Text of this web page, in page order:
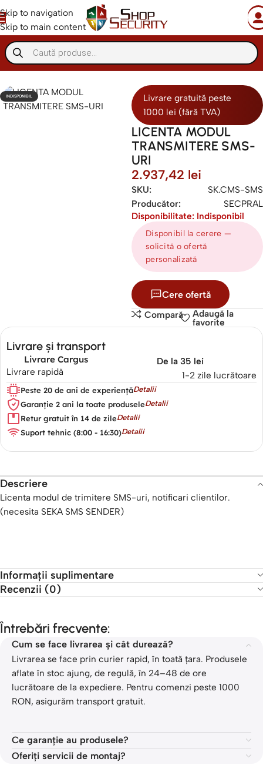
Skip to navigation
Skip to main content
de alarma Accesorii alarme Comunicatoare sisteme alarma
INDISPONIBIL
Livrare gratuită peste
1000 lei (fără TVA)
LICENTA MODUL
TRANSMITERE SMS-
URI
2.937,42 lei
SKU:
SK.CMS-SMS
Producător:
SECPRAL
Disponibilitate: Indisponibil
Disponibil la cerere —
solicită o ofertă
personalizată
Cere ofertă
Compară
Adaugă la
favorite
Livrare și transport
Livrare Cargus
Livrare rapidă
De la 35 lei
1-2 zile lucrătoare
Peste 20 de ani de experiențăDetalii
Garanție 2 ani la toate produseleDetalii
Retur gratuit în 14 de zileDetalii
Suport tehnic (8:00 - 16:30)Detalii
Descriere
Licenta modul de trimitere SMS-uri, notificari clientilor.
(necesita SEKA SMS SENDER)
Informații suplimentare
Recenzii (0)
Întrebări frecvente:
Cum se face livrarea și cât durează?
Livrarea se face prin curier rapid, în toată țara. Produsele
aflate în stoc ajung, de regulă, în 24–48 de ore
lucrătoare de la expediere. Pentru comenzi peste 1000
RON, asigurăm transport gratuit.
Ce garanție au produsele?
Oferiți servicii de montaj?